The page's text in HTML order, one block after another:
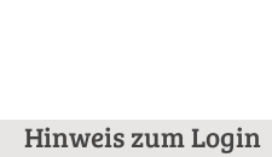
Hinweis zum Login